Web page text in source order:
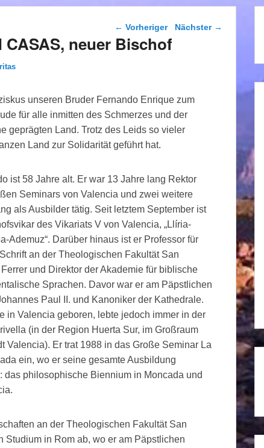
Beitragsnavigation
← Vorheriger Nächster →
neuer Bischof
unseren Bruder Fernando Enrique zum
für alle inmitten des Schmerzes und der
geprägten Land. Trotz des Leids so vieler
Land zur Solidarität geführt hat.
ist 58 Jahre alt. Er war 13 Jahre lang Rektor
Seminars von Valencia und zwei weitere
als Ausbilder tätig. Seit letztem September ist
des Vikariats V von Valencia, „Llíria-
Ademuz“. Darüber hinaus ist er Professor für
an der Theologischen Fakultät San
und Direktor der Akademie für biblische
Sprachen. Davor war er am Päpstlichen
Paul II. und Kanoniker der Kathedrale.
in Valencia geboren, lebte jedoch immer in der
(in der Region Huerta Sur, im Großraum
Valencia). Er trat 1988 in das Große Seminar La
ein, wo er seine gesamte Ausbildung
das philosophische Biennium in Moncada und
an der Theologischen Fakultät San
in Rom ab, wo er am Päpstlichen